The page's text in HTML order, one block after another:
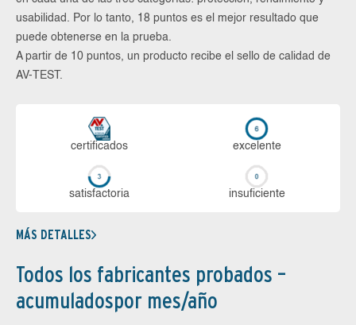
usabilidad. Por lo tanto, 18 puntos es el mejor resultado que
puede obtenerse en la prueba.
A partir de 10 puntos, un producto recibe el sello de calidad de
AV-TEST.
certi­ficados ex­ce­len­te
sa­tis­fac­to­ria in­su­fi­cien­te
MÁS DETALLES
Todos los fabricantes probados –
acumuladospor mes/año